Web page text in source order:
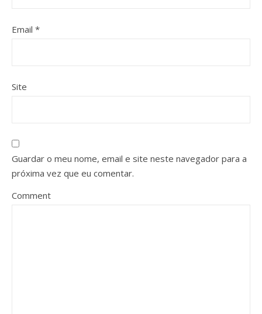
Email *
Site
Guardar o meu nome, email e site neste navegador para a
próxima vez que eu comentar.
Comment